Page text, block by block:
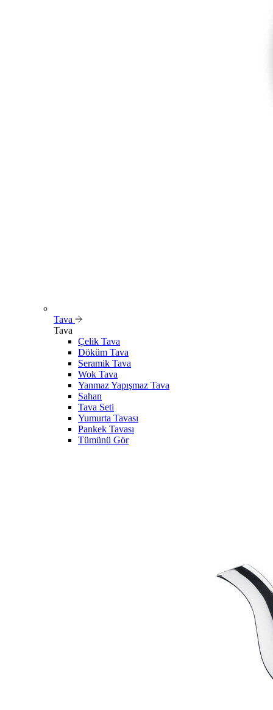
Tava
Tava
Çelik Tava
Döküm Tava
Seramik Tava
Wok Tava
Yanmaz Yapışmaz Tava
Sahan
Tava Seti
Yumurta Tavası
Pankek Tavası
Tümünü Gör